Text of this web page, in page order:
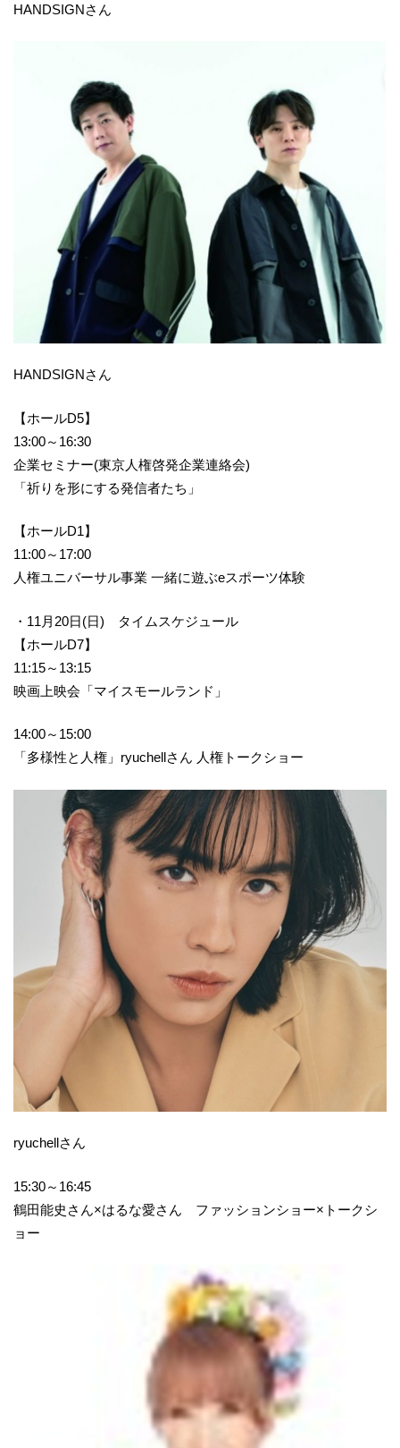
HANDSIGNさん
HANDSIGNさん
【ホールD5】
13:00～16:30
企業セミナー(東京人権啓発企業連絡会)
「祈りを形にする発信者たち」
【ホールD1】
11:00～17:00
人権ユニバーサル事業 一緒に遊ぶeスポーツ体験
・11月20日(日) タイムスケジュール
【ホールD7】
11:15～13:15
映画上映会「マイスモールランド」
14:00～15:00
「多様性と人権」ryuchellさん 人権トークショー
ryuchellさん
15:30～16:45
鶴田能史さん×はるな愛さん ファッションショー×トークシ
ョー